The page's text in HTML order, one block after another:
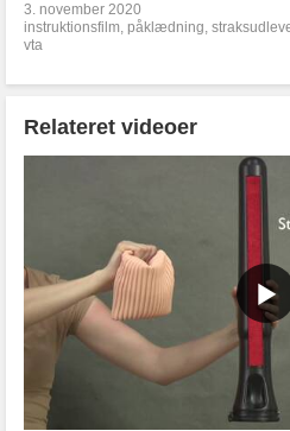
3. november 2020
instruktionsfilm, påklædning,
vta
Relateret videoer